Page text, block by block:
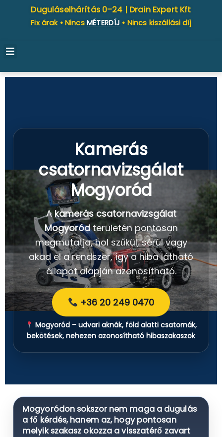
Duguláselhárítás 0–24 | Drain Expert Kft
Fix árak • Nincs MÉTERDÍJ • Nincs kiszállási díj
Kamerás
csatornavizsgálat
Mogyoród
Akamerás csatornavizsgálat
Mogyoródterületén pontosan
megmutatja, hol szűkül, sérül vagy
akad el a rendszer, így a hiba látható
állapot alapján azonosítható.
+36 20 249 0470
Mogyoród – udvari aknák, föld alatti csatornák,
bekötések, nehezen azonosítható hibaszakaszok
Mogyoródon sokszor nem maga a dugulás
a fő kérdés, hanem az, hogy pontosan
melyik szakasz okozza a visszatérő zavart